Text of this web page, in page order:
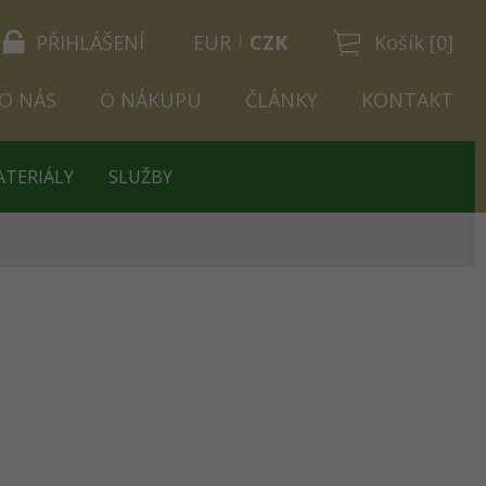
PŘIHLÁŠENÍ Košík [0]
EUR CZK
O NÁS O NÁKUPU ČLÁNKY KONTAKT
SLUŽBY